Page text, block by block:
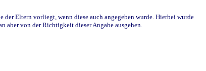
der Eltern vorliegt, wenn diese auch angegeben wurde. Hierbei wurde
aber von der Richtigkeit dieser Angabe ausgehen.